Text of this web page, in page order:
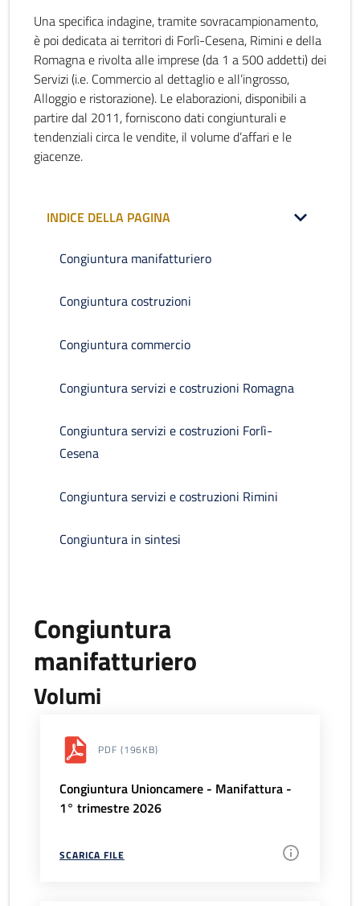
Una specifica indagine, tramite sovracampionamento,
è poi dedicata ai territori di Forlì-Cesena, Rimini e della
Romagna e rivolta alle imprese (da 1 a 500 addetti) dei
Servizi (i.e. Commercio al dettaglio e all’ingrosso,
Alloggio e ristorazione). Le elaborazioni, disponibili a
partire dal 2011, forniscono dati congiunturali e
tendenziali circa le vendite, il volume d’affari e le
giacenze.
INDICE DELLA PAGINA
Congiuntura manifatturiero
Congiuntura costruzioni
Congiuntura commercio
Congiuntura servizi e costruzioni Romagna
Congiuntura servizi e costruzioni Forlì-
Cesena
Congiuntura servizi e costruzioni Rimini
Congiuntura in sintesi
Congiuntura
manifatturiero
Volumi
PDF (196KB)
Congiuntura Unioncamere - Manifattura -
1° trimestre 2026
SCARICA FILE